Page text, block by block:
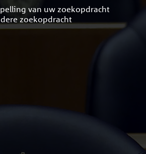
van uw zoekopdracht
zoekopdracht